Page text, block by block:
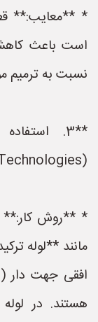
* **معایب:**
است باعث
نسبت به ترمیم
**3.
(Trenchless Technologies):**
* **روش کار:**
هستند. در